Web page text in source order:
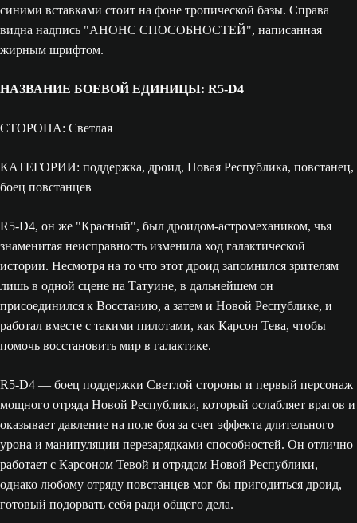
НАЗВАНИЕ БОЕВОЙ ЕДИНИЦЫ: R5-D4
СТОРОНА: Светлая
КАТЕГОРИИ: поддержка, дроид, Новая Республика, повстанец,
боец повстанцев
R5-D4, он же "Красный", был дроидом-астромехаником, чья
знаменитая неисправность изменила ход галактической
истории. Несмотря на то что этот дроид запомнился зрителям
лишь в одной сцене на Татуине, в дальнейшем он
присоединился к Восстанию, а затем и Новой Республике, и
работал вместе с такими пилотами, как Карсон Тева, чтобы
помочь восстановить мир в галактике.
R5-D4 — боец поддержки Светлой стороны и первый персонаж
мощного отряда Новой Республики, который ослабляет врагов и
оказывает давление на поле боя за счет эффекта длительного
урона и манипуляции перезарядками способностей. Он отлично
работает с Карсоном Тевой и отрядом Новой Республики,
однако любому отряду повстанцев мог бы пригодиться дроид,
готовый подорвать себя ради общего дела.